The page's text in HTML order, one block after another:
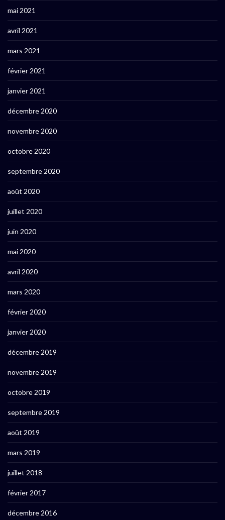
mai 2021
avril 2021
mars 2021
février 2021
janvier 2021
décembre 2020
novembre 2020
octobre 2020
septembre 2020
août 2020
juillet 2020
juin 2020
mai 2020
avril 2020
mars 2020
février 2020
janvier 2020
décembre 2019
novembre 2019
octobre 2019
septembre 2019
août 2019
mars 2019
juillet 2018
février 2017
décembre 2016